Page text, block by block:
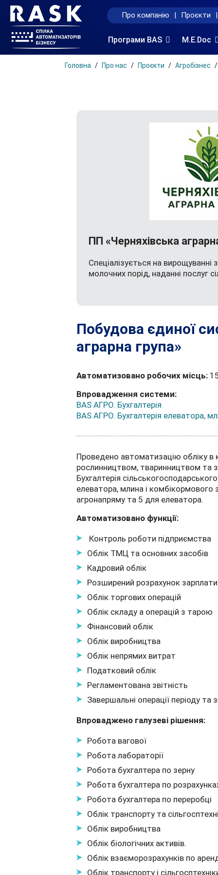
Про компанію | Проєкти |
Програми BAS M.E.Doc
Головна Про нас Проєкти Агробізнес
ПП «Черняхівська
Спеціалізується на вирощуванні
молочних порід, наданні послуг
Побудова єдиної
аграрна група»
Автоматизовано робочих місць:
Впровадження системи:
BAS АГРО. Бухгалтерія
BAS АГРО. Бухгалтерія елеватора,
Проведено автоматизацію обліку в
рослинництвом, тваринництвом та
Бухгалтерія
елеватора, млина і
агронапряму та 5 для елеватора.
Автоматизовано функції:
Контроль роботи підприємства
Облік ТМЦ та основних засобів
Кадровий облік
Розширений розрахунок зарплати
Облік торгових операцій
Облік складу а операцій з тарою
Фінансовий облік
Облік виробництва
Облік непрямих витрат
Податковий облік
Регламентована звітність
Завершальні операції періоду та
Впроваджено галузеві рішення:
Робота вагової
Робота лабораторії
Робота бухгалтера по зерну
Робота бухгалтера по
Робота бухгалтера по переробці
Облік транспорту та
Облік виробництва
Облік біологічних активів.
Облік взаєморозрахунків по
Облік транспорту і